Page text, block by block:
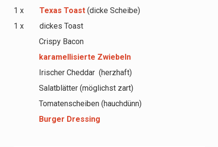
1 x Texas Toast(dicke Scheibe)
1 x dickes Toast
Crispy Bacon
karamellisierte Zwiebeln
Irischer Cheddar (herzhaft)
Salatblätter (möglichst zart)
Tomatenscheiben (hauchdünn)
Burger Dressing